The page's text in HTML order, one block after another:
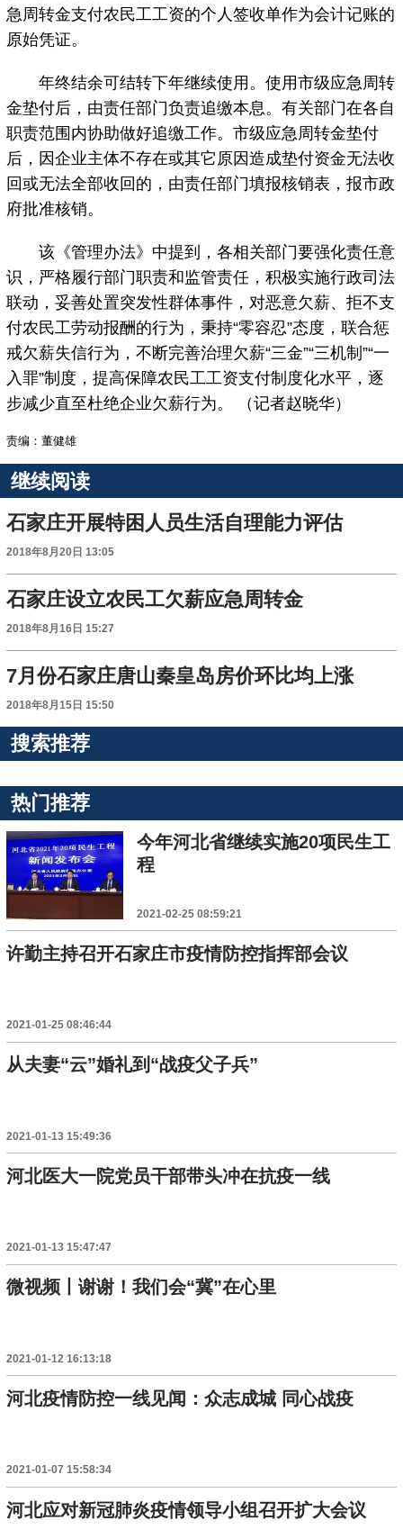
急周转金支付农民工工资的个人签收单作为会计记账的
原始凭证。
年终结余可结转下年继续使用。使用市级应急周转
金垫付后，由责任部门负责追缴本息。有关部门在各自
职责范围内协助做好追缴工作。市级应急周转金垫付
后，因企业主体不存在或其它原因造成垫付资金无法收
回或无法全部收回的，由责任部门填报核销表，报市政
府批准核销。
该《管理办法》中提到，各相关部门要强化责任意
识，严格履行部门职责和监管责任，积极实施行政司法
联动，妥善处置突发性群体事件，对恶意欠薪、拒不支
付农民工劳动报酬的行为，秉持“零容忍”态度，联合惩
戒欠薪失信行为，不断完善治理欠薪“三金”“三机制”“一
入罪”制度，提高保障农民工工资支付制度化水平，逐
步减少直至杜绝企业欠薪行为。 （记者赵晓华）
责编：董健雄
继续阅读
石家庄开展特困人员生活自理能力评估
2018年8月20日 13:05
石家庄设立农民工欠薪应急周转金
2018年8月16日 15:27
7月份石家庄唐山秦皇岛房价环比均上涨
2018年8月15日 15:50
搜索推荐
热门推荐
今年河北省继续实施20项民生工
程
2021-02-25 08:59:21
许勤主持召开石家庄市疫情防控指挥部会议
2021-01-25 08:46:44
从夫妻“云”婚礼到“战疫父子兵”
2021-01-13 15:49:36
河北医大一院党员干部带头冲在抗疫一线
2021-01-13 15:47:47
微视频丨谢谢！我们会“冀”在心里
2021-01-12 16:13:18
河北疫情防控一线见闻：众志成城 同心战疫
2021-01-07 15:58:34
河北应对新冠肺炎疫情领导小组召开扩大会议